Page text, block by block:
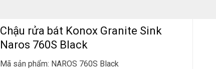
Chậu rửa bát Konox Granite Sink
Naros 760S Black
Mã sản phẩm: NAROS 760S Black